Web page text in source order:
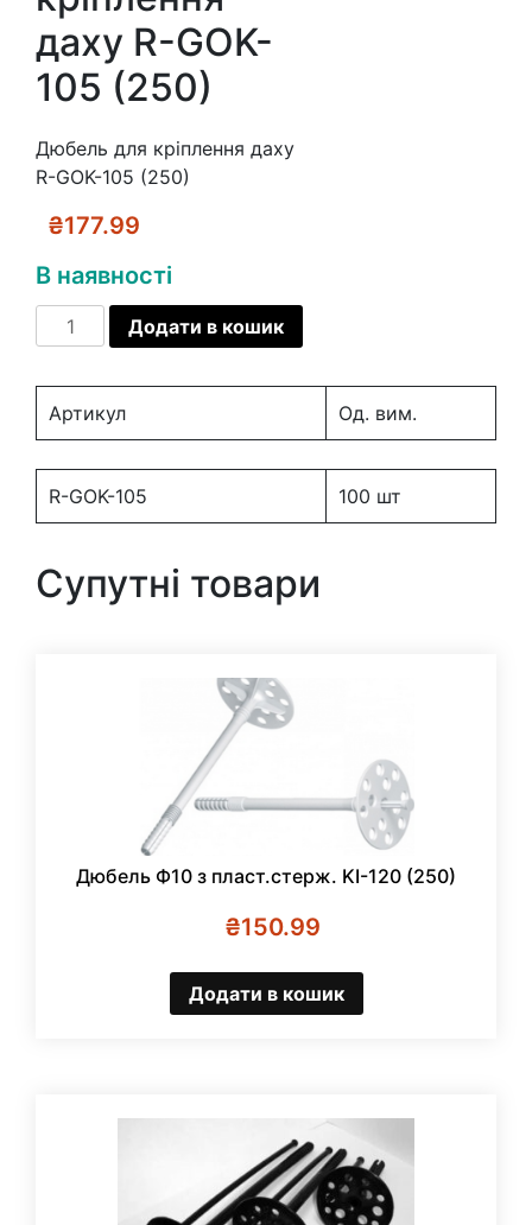
даху R-GOK-
105 (250)
Дюбель для кріплення даху
R-GOK-105 (250)
₴177.99
В наявності
Дюбель
для
даху
105
(250)
Додати в кошик
Артикул Од. вим.
R-GOK-105 100 шт
Супутні товари
Дюбель Ф10 з пласт.стерж. KI-120 (250)
₴150.99
Додати в кошик